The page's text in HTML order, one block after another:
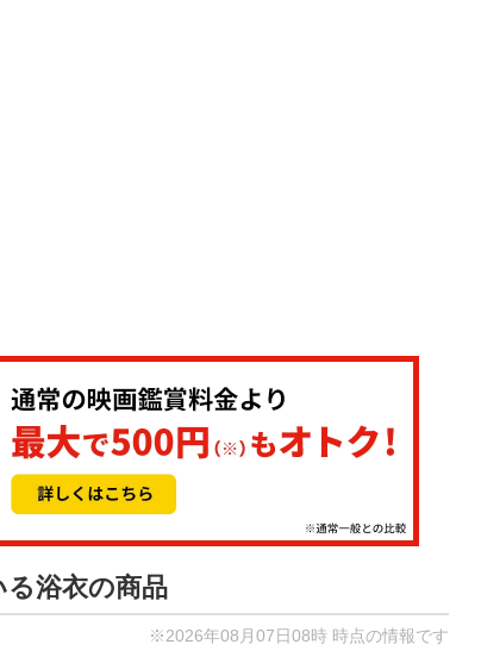
浴衣の商品
※2026年08月07日08時 時点の情報です